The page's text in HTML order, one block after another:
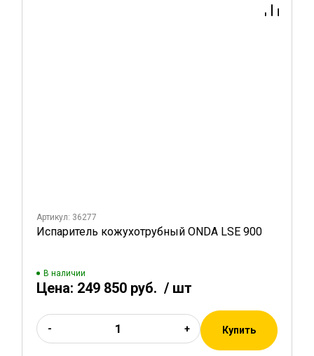
Артикул: 36277
Испаритель кожухотрубный ONDA LSE 900
В наличии
Цена: 249 850 руб. / шт
- + Купить